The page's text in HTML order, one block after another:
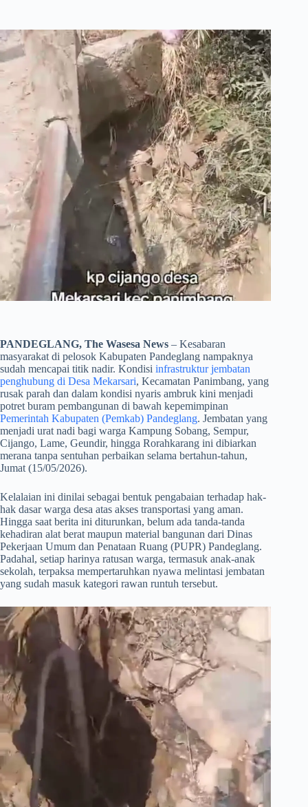
PANDEGLANG, The Wasesa News – Kesabaran
masyarakat di pelosok Kabupaten Pandeglang nampaknya
sudah mencapai titik nadir. Kondisi infrastruktur jembatan
penghubung di Desa Mekarsari, Kecamatan Panimbang, yang
rusak parah dan dalam kondisi nyaris ambruk kini menjadi
potret buram pembangunan di bawah kepemimpinan
Pemerintah Kabupaten (Pemkab) Pandeglang. Jembatan yang
menjadi urat nadi bagi warga Kampung Sobang, Sempur,
Cijango, Lame, Geundir, hingga Rorahkarang ini dibiarkan
merana tanpa sentuhan perbaikan selama bertahun-tahun,
Jumat (15/05/2026).
​Kelalaian ini dinilai sebagai bentuk pengabaian terhadap hak-
hak dasar warga desa atas akses transportasi yang aman.
Hingga saat berita ini diturunkan, belum ada tanda-tanda
kehadiran alat berat maupun material bangunan dari Dinas
Pekerjaan Umum dan Penataan Ruang (PUPR) Pandeglang.
Padahal, setiap harinya ratusan warga, termasuk anak-anak
sekolah, terpaksa mempertaruhkan nyawa melintasi jembatan
yang sudah masuk kategori rawan runtuh tersebut.